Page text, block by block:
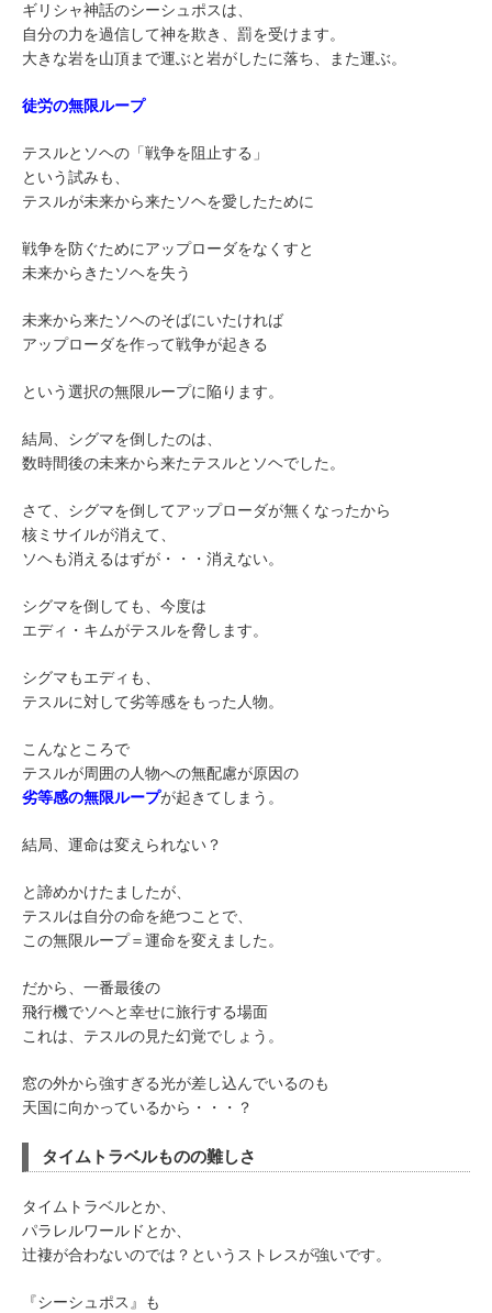
ギリシャ神話のシーシュポスは、
自分の力を過信して神を欺き、罰を受けます。
大きな岩を山頂まで運ぶと岩がしたに落ち、また運ぶ。
徒労の無限ループ
テスルとソヘの「戦争を阻止する」
という試みも、
テスルが未来から来たソヘを愛したために
戦争を防ぐためにアップローダをなくすと
未来からきたソヘを失う
未来から来たソヘのそばにいたければ
アップローダを作って戦争が起きる
という選択の無限ループに陥ります。
結局、シグマを倒したのは、
数時間後の未来から来たテスルとソヘでした。
さて、シグマを倒してアップローダが無くなったから
核ミサイルが消えて、
ソヘも消えるはずが・・・消えない。
シグマを倒しても、今度は
エディ・キムがテスルを脅します。
シグマもエディも、
テスルに対して劣等感をもった人物。
こんなところで
テスルが周囲の人物への無配慮が原因の
劣等感の無限ループが起きてしまう。
結局、運命は変えられない？
と諦めかけたましたが、
テスルは自分の命を絶つことで、
この無限ループ＝運命を変えました。
だから、一番最後の
飛行機でソヘと幸せに旅行する場面
これは、テスルの見た幻覚でしょう。
窓の外から強すぎる光が差し込んでいるのも
天国に向かっているから・・・？
タイムトラベルものの難しさ
タイムトラベルとか、
パラレルワールドとか、
辻褄が合わないのでは？というストレスが強いです。
『シーシュポス』も